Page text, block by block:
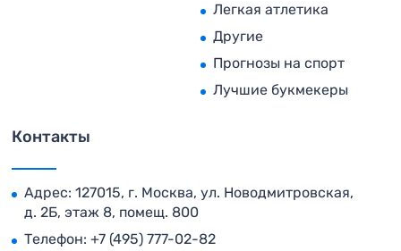
Легкая атлетика
Другие
Прогнозы на спорт
Лучшие букмекеры
Контакты
Адрес: 127015, г. Москва, ул. Новодмитровская,
д. 2Б, этаж 8, помещ. 800
Телефон: +7 (495) 777-02-82